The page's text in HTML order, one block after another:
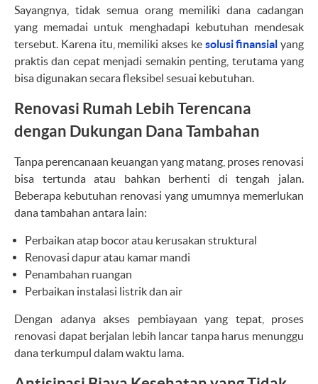
Sayangnya, tidak semua orang memiliki dana cadangan
yang memadai untuk menghadapi kebutuhan mendesak
tersebut. Karena itu, memiliki akses ke solusi finansial yang
praktis dan cepat menjadi semakin penting, terutama yang
bisa digunakan secara fleksibel sesuai kebutuhan.
Renovasi Rumah Lebih Terencana
dengan Dukungan Dana Tambahan
Tanpa perencanaan keuangan yang matang, proses renovasi
bisa tertunda atau bahkan berhenti di tengah jalan.
Beberapa kebutuhan renovasi yang umumnya memerlukan
dana tambahan antara lain:
Perbaikan atap bocor atau kerusakan struktural
Renovasi dapur atau kamar mandi
Penambahan ruangan
Perbaikan instalasi listrik dan air
Dengan adanya akses pembiayaan yang tepat, proses
renovasi dapat berjalan lebih lancar tanpa harus menunggu
dana terkumpul dalam waktu lama.